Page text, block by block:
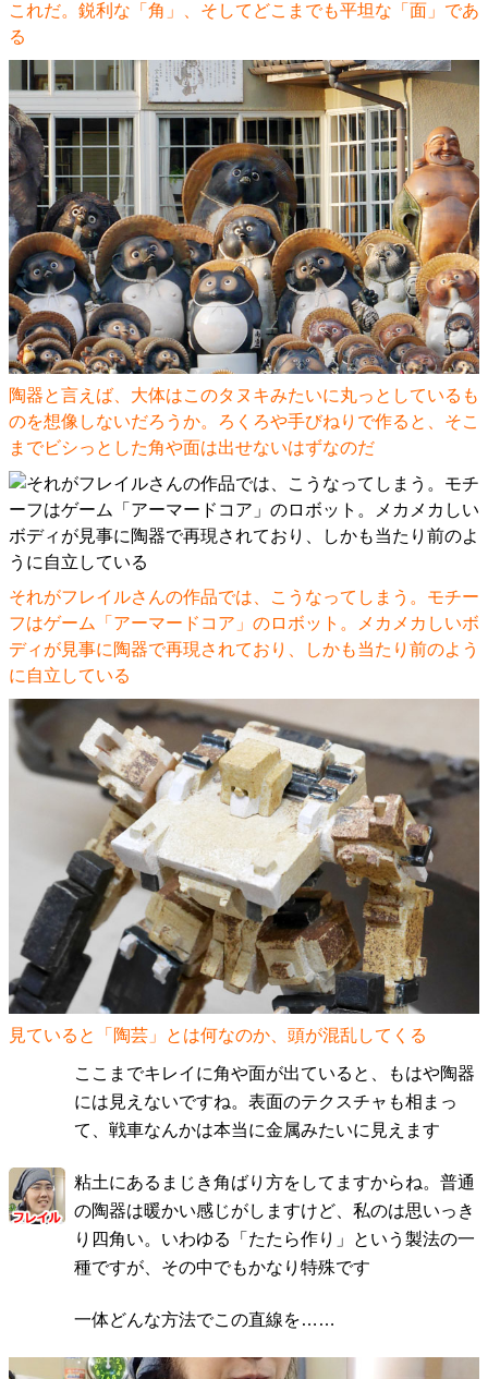
これだ。鋭利な「角」、そしてどこまでも平坦な「面」であ
る
陶器と言えば、大体はこのタヌキみたいに丸っとしているも
のを想像しないだろうか。ろくろや手びねりで作ると、そこ
までビシっとした角や面は出せないはずなのだ
それがフレイルさんの作品では、こうなってしまう。モチー
フはゲーム「アーマードコア」のロボット。メカメカしいボ
ディが見事に陶器で再現されており、しかも当たり前のよう
に自立している
見ていると「陶芸」とは何なのか、頭が混乱してくる
ここまでキレイに角や面が出ていると、もはや陶器
には見えないですね。表面のテクスチャも相まっ
て、戦車なんかは本当に金属みたいに見えます
粘土にあるまじき角ばり方をしてますからね。普通
の陶器は暖かい感じがしますけど、私のは思いっき
り四角い。いわゆる「たたら作り」という製法の一
種ですが、その中でもかなり特殊です
一体どんな方法でこの直線を……